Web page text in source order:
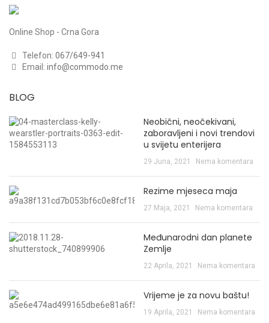
Online Shop - Crna Gora
Telefon: 067/649-941
Email: info@commodo.me
BLOG
Neobični, neočekivani,
zaboravljeni i novi trendovi
u svijetu enterijera
29 Juna, 2021 Nema komentara
Rezime mjeseca maja
27 Maja, 2021 Nema komentara
Međunarodni dan planete
Zemlje
22 Aprila, 2021 Nema komentara
Vrijeme je za novu baštu!
19 Aprila, 2021 Nema komentara